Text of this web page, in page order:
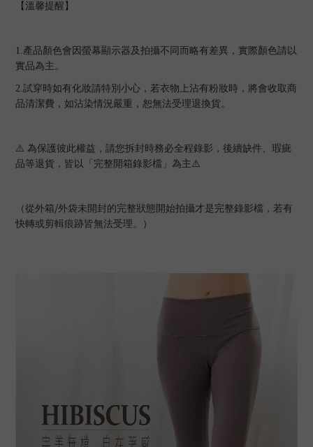
【溫馨提醒】
1.產品顏色會因螢幕顯示器及拍攝不同而略有差異，實際顏色請以
實品為主。
2.試穿時如有化妝請特別小心，若衣物上沾有粉妝時，將會收取商
品清潔費，如沾染情況嚴重，恕無法受理退換貨。
⚠ 為保護彼此權益，請您拆封時務必全程錄影，後續缺件、瑕疵
品等退貨，皆以「完整開箱錄影檔」為主⚠
（從外箱/外袋未開封的完整狀態開始拍攝才是完整錄影檔，若有
快轉或剪輯痕跡皆無法受理。）